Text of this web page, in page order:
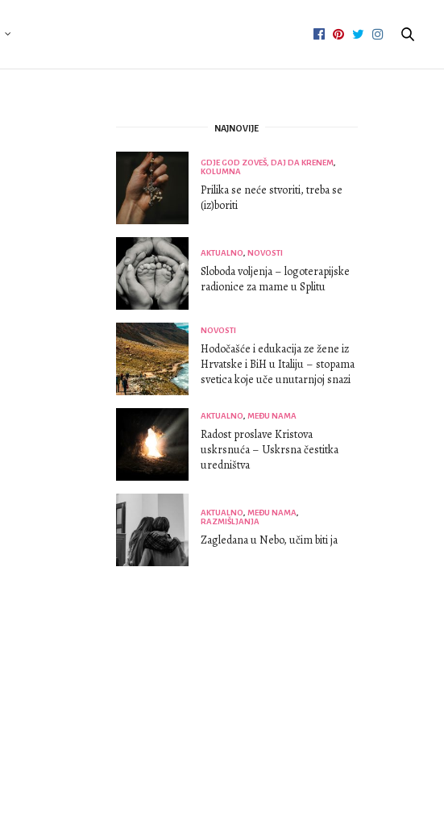
NAJNOVIJE
GDJE GOD ZOVEŠ, DAJ DA KRENEM,
KOLUMNA
Prilika se neće stvoriti, treba se
(iz)boriti
AKTUALNO, NOVOSTI
Sloboda voljenja – logoterapijske
radionice za mame u Splitu
NOVOSTI
Hodočašće i edukacija ze žene iz
Hrvatske i BiH u Italiju – stopama
svetica koje uče unutarnjoj snazi
AKTUALNO, MEĐU NAMA
Radost proslave Kristova
uskrsnuća – Uskrsna čestitka
uredništva
AKTUALNO, MEĐU NAMA,
RAZMIŠLJANJA
Zagledana u Nebo, učim biti ja